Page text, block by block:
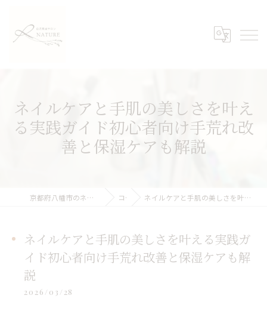
ネイルケアと手肌の美しさを叶え
る実践ガイド初心者向け手荒れ改
善と保湿ケアも解説
京都府八幡市のネイルケアなら自爪育成サロンNATURE コラム ネイルケアと手肌の美しさを叶える実践ガイド初心者向け手荒れ改善と保湿ケアも解説
ネイルケアと手肌の美しさを叶える実践ガ
イド初心者向け手荒れ改善と保湿ケアも解
説
2026/03/28